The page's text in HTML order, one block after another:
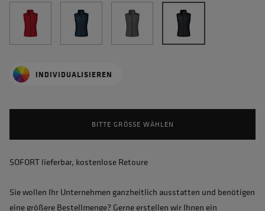
INDIVIDUALISIEREN
BITTE GRÖSSE WÄHLEN
SOFORT lieferbar, kostenlose Retoure
Sie wollen Ihr Unternehmen ganzheitlich ausstatten und benötigen
eine größere Bestellmenge? Gerne erstellen wir Ihnen ein